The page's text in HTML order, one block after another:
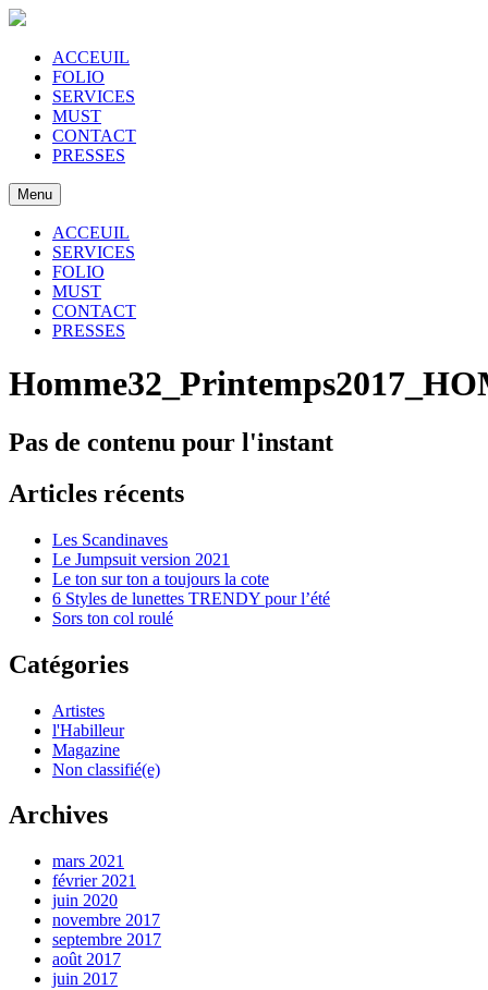
ACCEUIL
FOLIO
SERVICES
MUST
CONTACT
PRESSES
Menu
ACCEUIL
SERVICES
FOLIO
MUST
CONTACT
PRESSES
Pas de contenu pour l'instant
Articles récents
Les Scandinaves
Le Jumpsuit version 2021
Le ton sur ton a toujours la cote
6 Styles de lunettes TRENDY pour l’été
Sors ton col roulé
Catégories
Artistes
l'Habilleur
Magazine
Non classifié(e)
Archives
mars 2021
février 2021
juin 2020
novembre 2017
septembre 2017
août 2017
juin 2017